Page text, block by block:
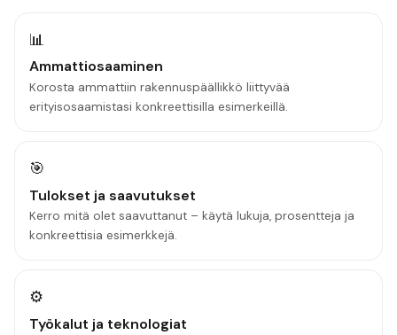
📊
Ammattiosaaminen
Korosta ammattiin rakennuspäällikkö liittyvää
erityisosaamistasi konkreettisilla esimerkeillä.
🎯
Tulokset ja saavutukset
Kerro mitä olet saavuttanut – käytä lukuja, prosentteja ja
konkreettisia esimerkkejä.
⚙️
Työkalut ja teknologiat